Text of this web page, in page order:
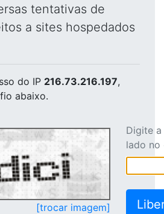
tentativas de
a sites hospedados
do IP 216.73.216.197,
abaixo.
[trocar imagem]
Digite
lado no